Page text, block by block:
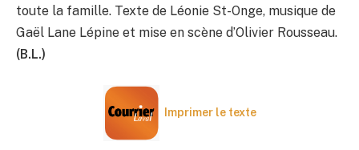
toute la famille. Texte de Léonie St-Onge, musique de
Gaël Lane Lépine et mise en scène d’Olivier Rousseau.
(B.L.)
Imprimer le texte